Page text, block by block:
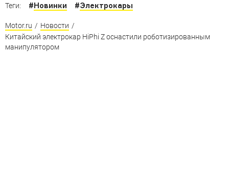
Теги: #Новинки #Электрокары
Motor.ru / Новости /
Китайский электрокар HiPhi Z оснастили роботизированным
манипулятором